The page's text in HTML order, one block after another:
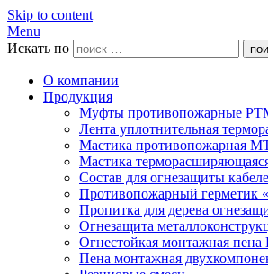
Skip to content
Menu
Искать по
О компании
Продукция
Муфты противопожарные
Лента уплотнительная
Мастика противопожарная
Мастика
Состав для огнезащиты
Противопожарный герметик
Пропитка для дерева
Огнезащита
Огнестойкая монтажная пена
Пена монтажная